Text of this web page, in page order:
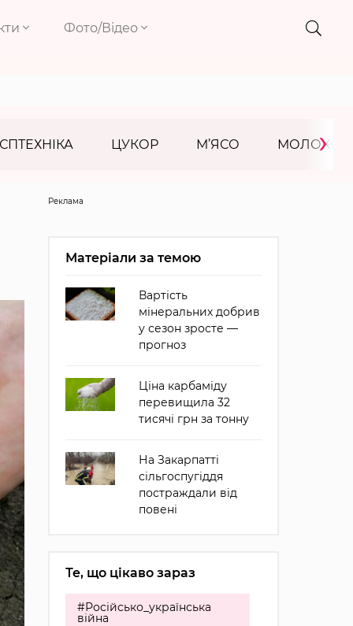
Фото/Відео
ЦУКОР М’ЯСО МОЛОКО
›
Реклама
Матеріали за темою
Вартість
мінеральних добрив
у сезон зросте —
прогноз
Ціна карбаміду
перевищила 32
тисячі грн за тонну
На Закарпатті
сільгоспугіддя
постраждали від
повені
Те, що цікаво зараз
#Російсько_українська
війна